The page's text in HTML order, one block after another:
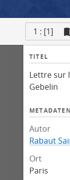
1 : [1]
I
f
o
TITEL
Lettre sur
Gebelin
METADATEN
Autor
Rabaut
Ort
Paris